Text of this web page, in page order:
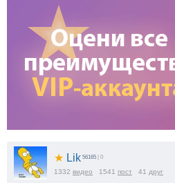
★ Lik 56165 | 0
1332 видео 1541 пост 41 друг